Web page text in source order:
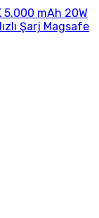
5.000 mAh 20W
Şarj Magsafe